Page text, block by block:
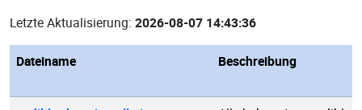
Letzte Aktualisierung: 2026-08-07 14:43:36
Dateiname Beschreibung